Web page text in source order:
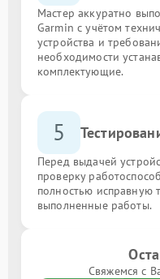
Мастер аккуратно
Garmin с учётом
устройства и
необходимости
комплектующие.
5
Перед выдачей
проверку
полностью исправную
выполненные работы.
Свяжемся с